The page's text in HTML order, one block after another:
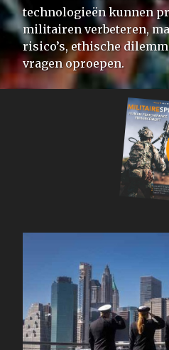
technologieën kunnen
militairen verbeteren,
risico’s, ethische
vragen oproepen.